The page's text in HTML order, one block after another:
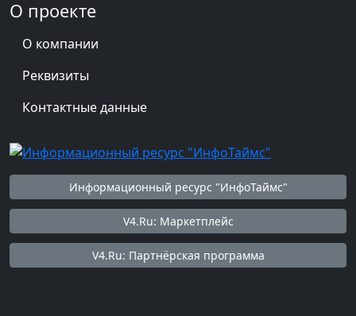
О проекте
О компании
Реквизиты
Контактные данные
Информационный ресурс "ИнфоТаймс"
V4.Ru: Маркетплейс
V4.Ru: Партнёрская программа